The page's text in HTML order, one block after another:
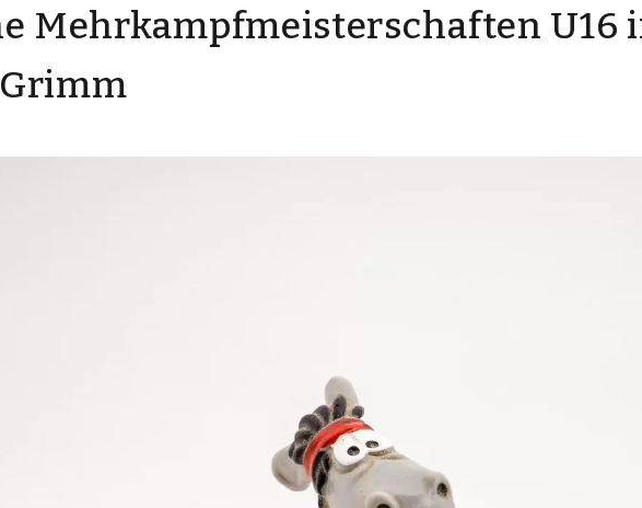
Mehrkampfmeisterschaften U16
Punkten verfehlte sie im Vierkampf ihre Bestleistung um 22
über 80 m Hürden mit 12,68 Sekunden ihre Bestzeit um 14
m auf prächtige 31,03 m, ehe sie im abschließenden 800-m-
sie im Siebenkampf 3519 (bisher 3424) Punkte gesammelt.